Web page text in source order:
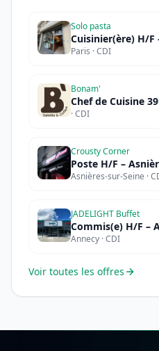
Solo pasta
Cuisinier(ère) H/F
Paris · CDI
Bonam'
Chef de Cuisine
· CDI
Crousty Corner
Poste H/F –
Asnières-sur-Seine ·
JADELIGHT Buffet
Commis(e) H/F –
Annecy · CDI
Voir toutes les offres